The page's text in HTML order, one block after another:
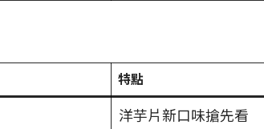
特點
洋芋片新口味搶先看